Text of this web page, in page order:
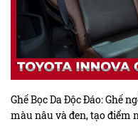
Ghế Bọc Da Độc Đáo: Ghế
màu nâu và đen, tạo điểm